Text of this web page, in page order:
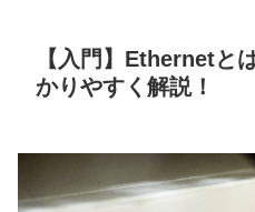
【入門】Ethernetと
かりやすく解説！